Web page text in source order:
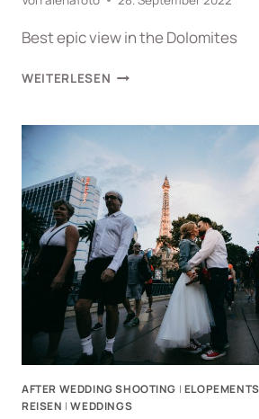
Best epic view in the Dolomites
WEITERLESEN HOCHZEITSFOTOGRAF
AFTER
WEDDING
BEI
DREI
ZINNEN
AFTER WEDDING SHOOTING | ELOPEMENTS
REISEN |WEDDINGS